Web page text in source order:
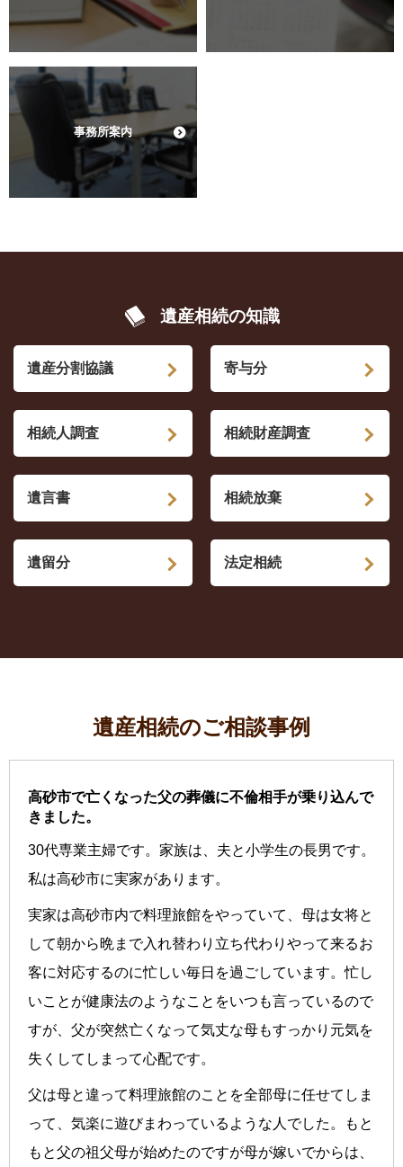
事務所案内
遺産相続の知識
遺産分割協議 寄与分
相続人調査 相続財産調査
遺言書 相続放棄
遺留分 法定相続
遺産相続のご相談事例
高砂市で亡くなった父の葬儀に不倫相手が乗り込んで
きました。
30代専業主婦です。家族は、夫と小学生の長男です。
私は高砂市に実家があります。
実家は高砂市内で料理旅館をやっていて、母は女将と
して朝から晩まで入れ替わり立ち代わりやって来るお
客に対応するのに忙しい毎日を過ごしています。忙し
いことが健康法のようなことをいつも言っているので
すが、父が突然亡くなって気丈な母もすっかり元気を
失くしてしまって心配です。
父は母と違って料理旅館のことを全部母に任せてしま
って、気楽に遊びまわっているような人でした。もと
もと父の祖父母が始めたのですが母が嫁いでからは、